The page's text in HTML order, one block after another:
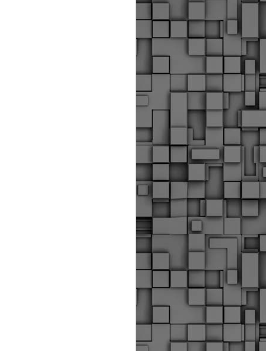
αστυνομικούς, οι οποίοι έχουν
εκπαίδευσή τους και
καθήκοντα.
ο Δήμος παρέλαβε τρία
οποία θα χρησιμοποιούνται για
μετακινήσεις των